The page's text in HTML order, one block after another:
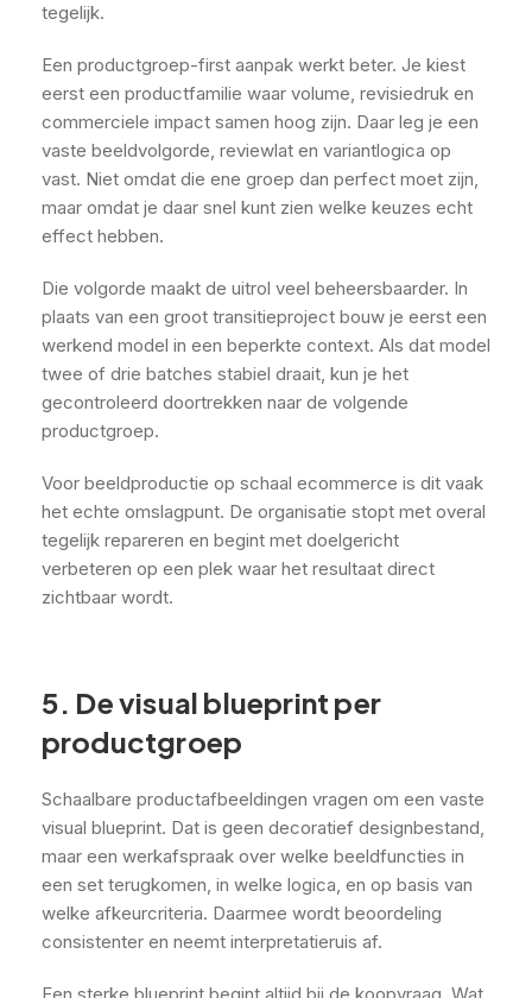
tegelijk.
Een productgroep-first aanpak werkt beter. Je kiest
eerst een productfamilie waar volume, revisiedruk en
commerciele impact samen hoog zijn. Daar leg je een
vaste beeldvolgorde, reviewlat en variantlogica op
vast. Niet omdat die ene groep dan perfect moet zijn,
maar omdat je daar snel kunt zien welke keuzes echt
effect hebben.
Die volgorde maakt de uitrol veel beheersbaarder. In
plaats van een groot transitieproject bouw je eerst een
werkend model in een beperkte context. Als dat model
twee of drie batches stabiel draait, kun je het
gecontroleerd doortrekken naar de volgende
productgroep.
Voor beeldproductie op schaal ecommerce is dit vaak
het echte omslagpunt. De organisatie stopt met overal
tegelijk repareren en begint met doelgericht
verbeteren op een plek waar het resultaat direct
zichtbaar wordt.
5. De visual blueprint per
productgroep
Schaalbare productafbeeldingen vragen om een vaste
visual blueprint. Dat is geen decoratief designbestand,
maar een werkafspraak over welke beeldfuncties in
een set terugkomen, in welke logica, en op basis van
welke afkeurcriteria. Daarmee wordt beoordeling
consistenter en neemt interpretatieruis af.